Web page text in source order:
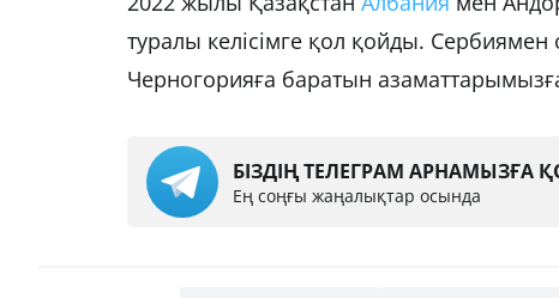
туралы келісімге қол қойды.
Черногорияға баратын
БІЗДІҢ ТЕЛЕГРАМ АРНАМЫЗҒА
Ең соңғы жаңалықтар осында